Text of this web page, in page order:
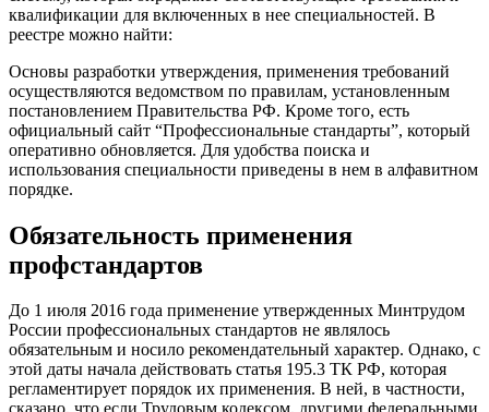
квалификации для включенных в нее специальностей. В
реестре можно найти:
Основы разработки утверждения, применения требований
осуществляются ведомством по правилам, установленным
постановлением Правительства РФ. Кроме того, есть
официальный сайт “Профессиональные стандарты”, который
оперативно обновляется. Для удобства поиска и
использования специальности приведены в нем в алфавитном
порядке.
Обязательность применения
профстандартов
До 1 июля 2016 года применение утвержденных Минтрудом
России профессиональных стандартов не являлось
обязательным и носило рекомендательный характер. Однако, с
этой даты начала действовать статья 195.3 ТК РФ, которая
регламентирует порядок их применения. В ней, в частности,